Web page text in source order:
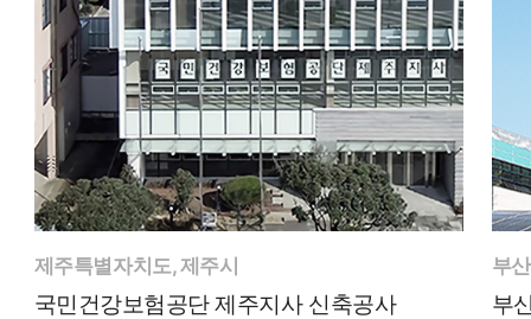
제주특별자치도, 제주시
국민건강보험공단 제주지사 신축공사
부
부